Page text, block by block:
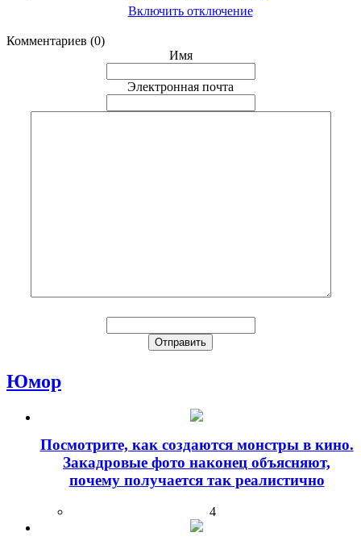
Включить отключение
Комментариев (0)
Имя
Электронная почта
Юмор
Посмотрите, как создаются монстры в кино.
Закадровые фото наконец объясняют,
почему получается так реалистично
4